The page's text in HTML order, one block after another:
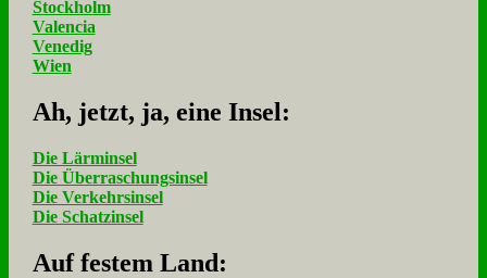
Stockholm
Valencia
Venedig
Wien
Ah, jetzt, ja, ei­ne In­sel:
Die Lärminsel
Die Überraschungsinsel
Die Verkehrsinsel
Die Schatzinsel
Auf fe­stem Land: